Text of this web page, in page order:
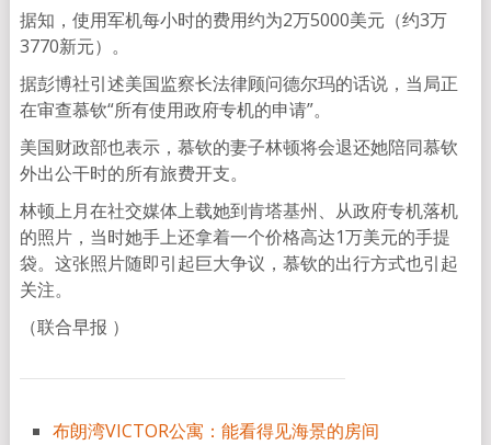
据知，使用军机每小时的费用约为2万5000美元（约3万
3770新元）。
据彭博社引述美国监察长法律顾问德尔玛的话说，当局正
在审查慕钦“所有使用政府专机的申请”。
美国财政部也表示，慕钦的妻子林顿将会退还她陪同慕钦
外出公干时的所有旅费开支。
林顿上月在社交媒体上载她到肯塔基州、从政府专机落机
的照片，当时她手上还拿着一个价格高达1万美元的手提
袋。这张照片随即引起巨大争议，慕钦的出行方式也引起
关注。
（联合早报 ）
布朗湾VICTOR公寓：能看得见海景的房间